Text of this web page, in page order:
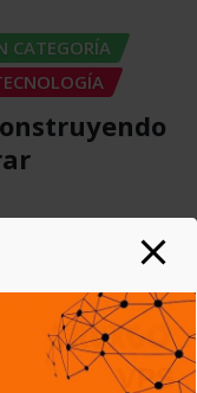
CATEGORÍA
TECH